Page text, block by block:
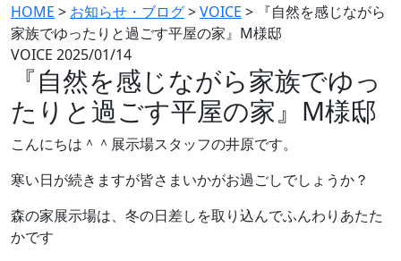
HOME > お知らせ・ブログ>VOICE > 『自然を感じながら
家族でゆったりと過ごす平屋の家』M様邸
VOICE 2025/01/14
『自然を感じながら家族でゆっ
たりと過ごす平屋の家』M様邸
こんにちは＾＾展示場スタッフの井原です。
寒い日が続きますが皆さまいかがお過ごしでしょうか？
森の家展示場は、冬の日差しを取り込んでふんわりあたた
かです